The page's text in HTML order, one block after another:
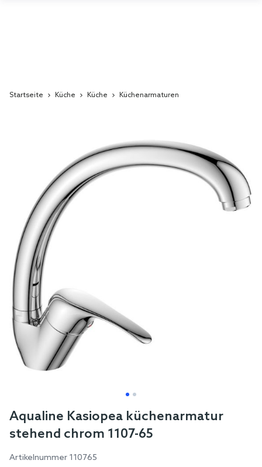
Startseite Küche Küche Küchenarmaturen
images
gallery
Skip
to
beginning
Aqualine Kasiopea küchenarmatur
stehend chrom 1107-65
Artikelnummer 110765